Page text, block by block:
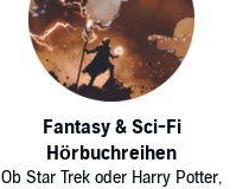
Fantasy & Sci-Fi
Hörbuchreihen
Ob Star Trek oder Harry Potter,